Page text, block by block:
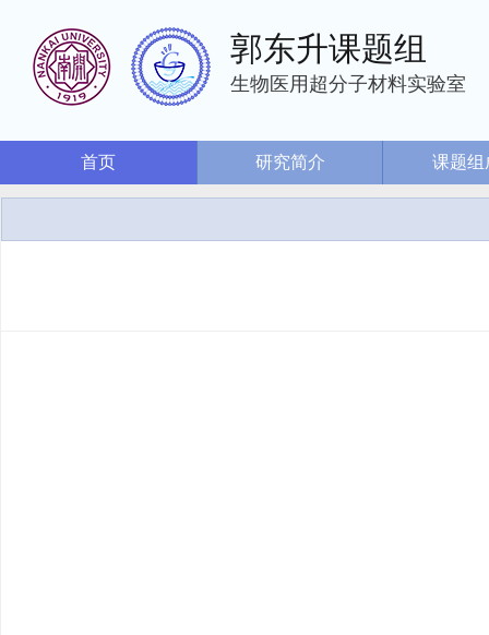
郭东升课题组
生物医用超分子材料实验室
首页 研究简介 课题组